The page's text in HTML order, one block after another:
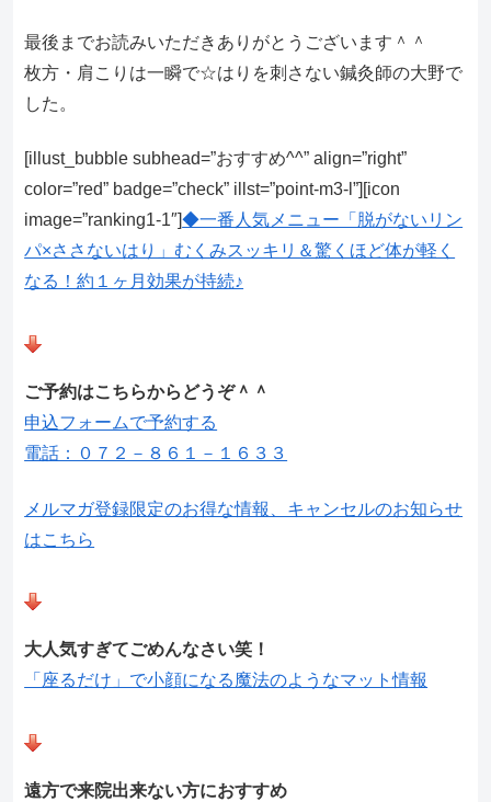
最後までお読みいただきありがとうございます＾＾
枚方・肩こりは一瞬で☆はりを刺さない鍼灸師の大野で
した。
[illust_bubble subhead=”おすすめ^^” align=”right”
color=”red” badge=”check” illst=”point-m3-l”][icon
image=”ranking1-1″]◆一番人気メニュー「脱がないリン
パ×ささないはり」むくみスッキリ＆驚くほど体が軽く
なる！約１ヶ月効果が持続♪
ご予約はこちらからどうぞ＾＾
申込フォームで予約する
電話：０７２－８６１－１６３３
メルマガ登録限定のお得な情報、キャンセルのお知らせ
はこちら
大人気すぎてごめんなさい笑！
「座るだけ」で小顔になる魔法のようなマット情報
遠方で来院出来ない方におすすめ